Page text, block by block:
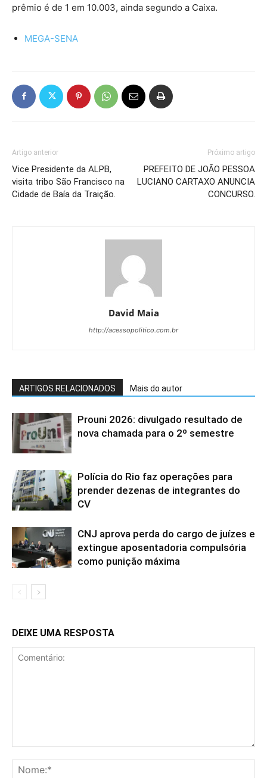
prêmio é de 1 em 10.003, ainda segundo a Caixa.
MEGA-SENA
Artigo anterior
Vice Presidente da ALPB,
visita tribo São Francisco na
Cidade de Baía da Traição.
Próximo artigo
PREFEITO DE JOÃO PESSOA
LUCIANO CARTAXO ANUNCIA
CONCURSO.
David Maia
http://acessopolitico.com.br
ARTIGOS RELACIONADOS Mais do autor
Prouni 2026: divulgado resultado de
nova chamada para o 2º semestre
Polícia do Rio faz operações para
prender dezenas de integrantes do
CV
CNJ aprova perda do cargo de juízes e
extingue aposentadoria compulsória
como punição máxima
DEIXE UMA RESPOSTA